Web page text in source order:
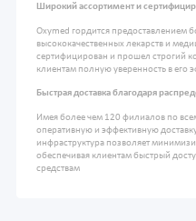
Широкий ассортимент и
Oxymed гордится предоставлением
высококачественных лекарств и
сертифицирован и прошел строгий
клиентам полную уверенность в его
Быстрая доставка благодаря
Имея более чем 120 филиалов по
оперативную и эффективную
инфраструктура позволяет
обеспечивая клиентам быстрый
средствам